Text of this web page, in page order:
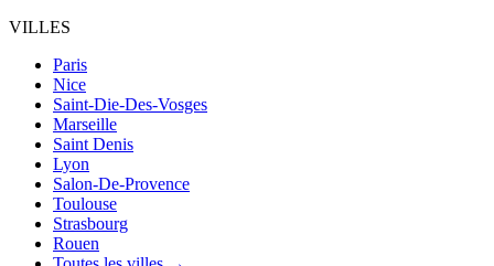
VILLES
Paris
Nice
Saint-Die-Des-Vosges
Marseille
Saint Denis
Lyon
Salon-De-Provence
Toulouse
Strasbourg
Rouen